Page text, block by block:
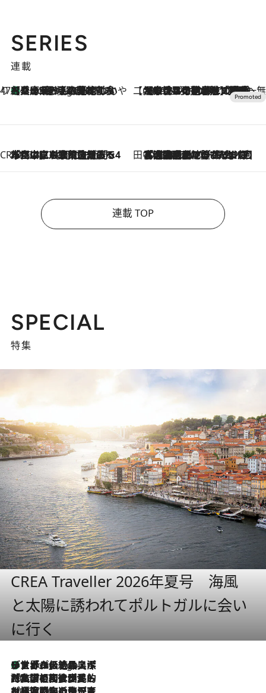
SERIES
連載
47都道府県の手みやげ ひんやりスイーツで夏を満喫
2 Hours Ago
【兵庫県】この夏絶対食べたい 冷やしておいしいおやつ3選 淡路島の恵みをジェラートに集約 【CREA×星野リゾート】唯一無二。癒しと発見が待つ場所へ
2026.8.7
【トンボの足水浴】ヒノキの香りに包まれて涼感マックス！約13℃の湧水かけ流しを避暑地「星野温泉 トンボの湯」で体験
CREA'S CHOICE
2026.8.7
「立川にも歌舞伎があるんだよ」 片岡仁左衛門・市川中車ら豪華座組みで4年目の立川立飛歌舞伎へ 田中稲の勝手に再ブーム
2026.8.7
「湘南乃風に憧れて」観客大盛上がりの“タオル回し”に、ラッパー顔負けの高速歌唱まで…さだまさし（74）のアグレッシブすぎる現在地
連載 TOP
SPECIAL
特集
CREA Traveller 2026年夏号 海風
と太陽に誘われてポルトガルに会い
に行く
2 Hours Ago
リスボンの絶品スイーツ「パステル・デ・ナタ」とは？ポルトガル伝統の奥深い世界へ
2026.7.27
「私の祖国はポルトガル語です」国民的詩人フェルナンド・ペソアと、彼が愛した文学の街を歩く